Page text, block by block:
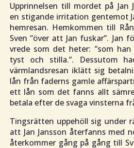
Upprinnelsen till mordet på Jan
en stigande irritation gentemot
hemresan. Hemkommen till
Sven ”över att Jan fuskar”. Jan
vrede som det heter: ”som han
tyst och stilla.”. Dessutom
värmlandsresan iklätt sig
lån från faderns gamle
ett lån som det fanns allt
betala efter de svaga vinsterna
Tingsrätten uppehöll sig under
att Jan Jansson återfanns med
återkommer gång på gång till